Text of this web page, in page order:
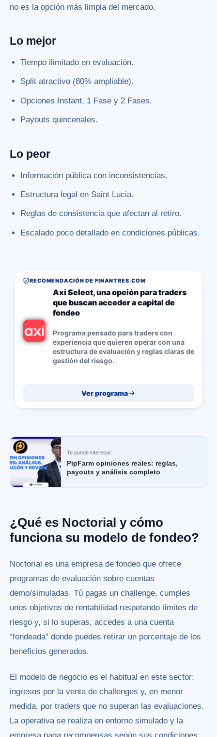
no es la opción más limpia del mercado.
Lo mejor
Tiempo ilimitado en evaluación.
Split atractivo (80% ampliable).
Opciones Instant, 1 Fase y 2 Fases.
Payouts quincenales.
Lo peor
Información pública con inconsistencias.
Estructura legal en Saint Lucia.
Reglas de consistencia que afectan al retiro.
Escalado poco detallado en condiciones públicas.
RECOMENDACIÓN DE FINANTRES.COM
Axi Select, una opción para traders
que buscan acceder a capital de
fondeo
Programa pensado para traders con
experiencia que quieren operar con una
estructura de evaluación y reglas claras de
gestión del riesgo.
Ver programa
Te puede interesar:
PipFarm opiniones reales: reglas,
payouts y análisis completo
¿Qué es Noctorial y cómo
funciona su modelo de fondeo?
Noctorial es una empresa de fondeo que ofrece
programas de evaluación sobre cuentas
demo/simuladas. Tú pagas un challenge, cumples
unos objetivos de rentabilidad respetando límites de
riesgo y, si lo superas, accedes a una cuenta
“fondeada” donde puedes retirar un porcentaje de los
beneficios generados.
El modelo de negocio es el habitual en este sector:
ingresos por la venta de challenges y, en menor
medida, por traders que no superan las evaluaciones.
La operativa se realiza en entorno simulado y la
empresa paga recompensas según sus condiciones